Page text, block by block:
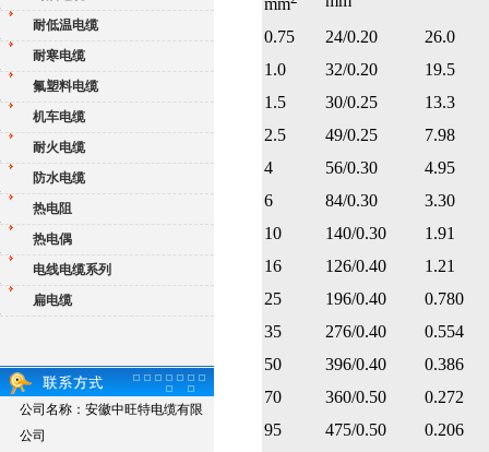
耐低温电缆
耐寒电缆
氟塑料电缆
机车电缆
耐火电缆
防水电缆
热电阻
热电偶
电线电缆系列
扁电缆
公司名称：安徽中旺特电缆有限
公司
mm
0.75 24/0.20
26.0
1.0
32/0.20
19.5
1.5
30/0.25
13.3
2.5
49/0.25
7.98
4
56/0.30
4.95
6
84/0.30
3.30
10
140/0.30
1.91
16
126/0.40
1.21
25
196/0.40
0.780
35
276/0.40
0.554
50
396/0.40
0.386
70
360/0.50
0.272
95
475/0.50
0.206